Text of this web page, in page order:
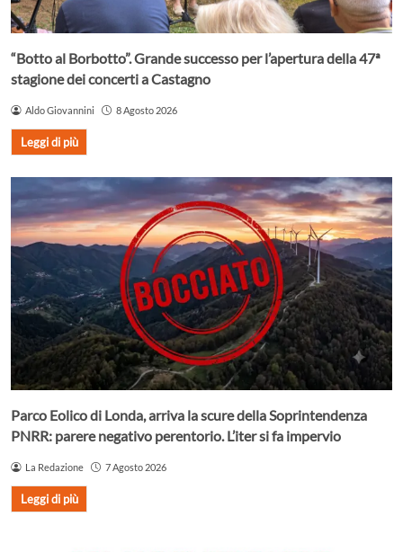
“Botto al Borbotto”. Grande successo per l’apertura della 47ª
stagione dei concerti a Castagno
Aldo Giovannini 8 Agosto 2026
Leggi di più
Parco Eolico di Londa, arriva la scure della Soprintendenza
PNRR: parere negativo perentorio. L’iter si fa impervio
La Redazione 7 Agosto 2026
Leggi di più